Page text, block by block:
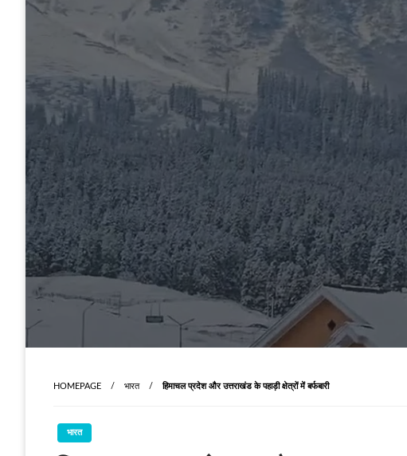
HOMEPAGE भारत हिमाचल प्रदेश और उत्तराखंड के पहाड़ी क्षेत्रों में बर्फबारी
भारत